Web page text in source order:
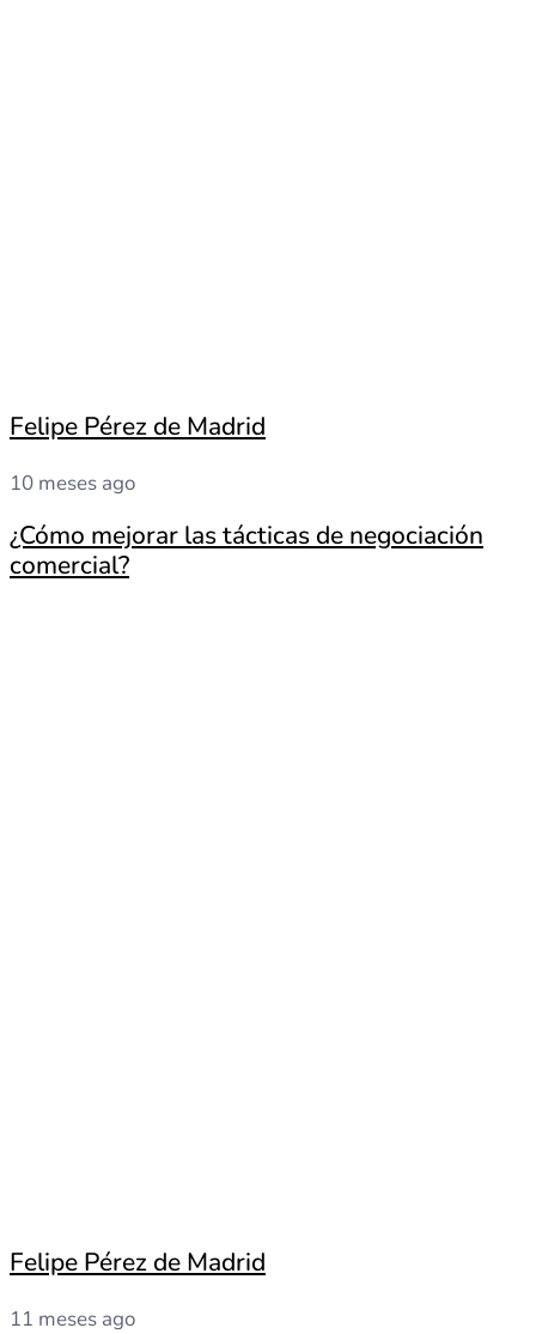
Felipe Pérez de Madrid
10 meses ago
¿Cómo mejorar las tácticas de negociación
comercial?
Felipe Pérez de Madrid
11 meses ago